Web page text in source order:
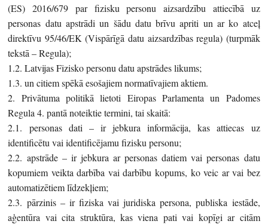
(ES) 2016/679 par fizisku personu aizsardzību attiecībā uz
personas datu apstrādi un šādu datu brīvu apriti un ar ko atceļ
direktīvu 95/46/EK (Vispārīgā datu aizsardzības regula) (turpmāk
tekstā – Regula);
1.2. Latvijas Fizisko personu datu apstrādes likums;
1.3. un citiem spēkā esošajiem normatīvajiem aktiem.
2. Privātuma politikā lietoti Eiropas Parlamenta un Padomes
Regula 4. pantā noteiktie termini, tai skaitā:
2.1. personas dati – ir jebkura informācija, kas attiecas uz
identificētu vai identificējamu fizisku personu;
2.2. apstrāde – ir jebkura ar personas datiem vai personas datu
kopumiem veikta darbība vai darbību kopums, ko veic ar vai bez
automatizētiem līdzekļiem;
2.3. pārzinis – ir fiziska vai juridiska persona, publiska iestāde,
aģentūra vai cita struktūra, kas viena pati vai kopīgi ar citām